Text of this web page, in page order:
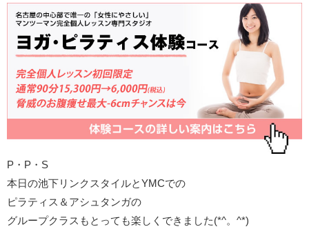
P・P・S
本日の池下リンクスタイルとYMCでの
ピラティス＆アシュタンガの
グループクラスもとっても楽しくできました(*^。^*)